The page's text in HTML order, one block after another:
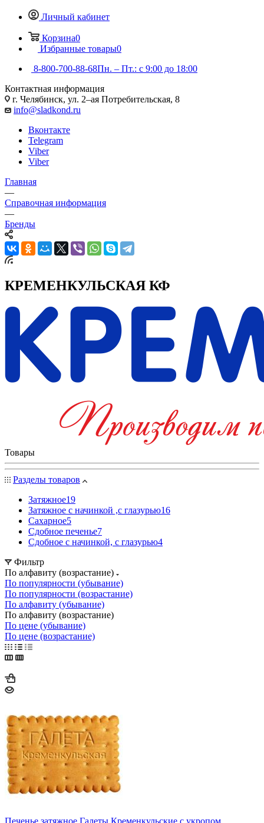
Личный кабинет
Корзина0
Избранные товары0
8-800-700-88-68Пн. – Пт.: с 9:00 до 18:00
Контактная информация
г. Челябинск, ул. 2–ая Потребительская, 8
info@sladkond.ru
Вконтакте
Telegram
Viber
Viber
Главная
—
Справочная информация
—
Бренды
КРЕМЕНКУЛЬСКАЯ КФ
Товары
Разделы товаров
Затяжное19
Затяжное с начинкой ,с глазурью16
Сахарное5
Сдобное печенье7
Сдобное с начинкой, с глазурью4
Фильтр
По алфавиту (возрастание)
По популярности (убывание)
По популярности (возрастание)
По алфавиту (убывание)
По алфавиту (возрастание)
По цене (убывание)
По цене (возрастание)
Печенье затяжное Галеты Кременкульские с укропом,